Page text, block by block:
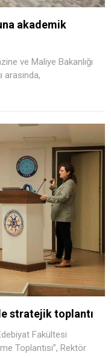
akademik
ve Maliye Bakanlığı
arasında,
stratejik toplantı
Fakültesi
Toplantısı”, Rektör